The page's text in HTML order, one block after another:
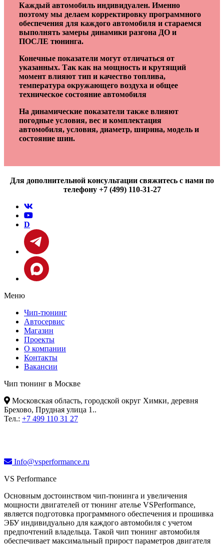
Каждый автомобиль индивидуален. Именно
поэтому мы делаем корректировку программного
обеспечения для каждого автомобиля и стараемся
выполнять замеры динамики разгона ДО и
ПОСЛЕ тюнинга.
Конечные показатели могут отличаться от
указанных. Так как на мощность и крутящий
момент влияют тип и качество топлива,
температура окружающего воздуха и общее
техническое состояние автомобиля
На динамические показатели также влияют
погодные условия, вес и комплектация
автомобиля, условия, диаметр, ширина, модель и
состояние шин.
Для дополнительной консультации свяжитесь с нами по
телефону +7 (499) 110-31-27
D
Меню
Чип-тюнинг
Автосервис
Магазин
Проекты
О компании
Контакты
Вакансии
Чип тюнинг в Москве
Московская область, городской округ Химки, деревня
Брехово, Прудная улица 1..
Тел.: +7 499 110 31 27
Info@vsperformance.ru
VS Performance
Основным достоинством чип-тюнинга и увеличения
мощности двигателей от тюнинг ателье VSPerformance,
является подготовка программного обеспечения и прошивка
ЭБУ индивидуально для каждого автомобиля с учетом
предпочтений владельца. Такой чип тюнинг автомобиля
обеспечивает максимальный прирост параметров двигателя